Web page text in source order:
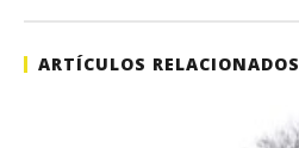
ARTÍCULOS RELACIONADOS